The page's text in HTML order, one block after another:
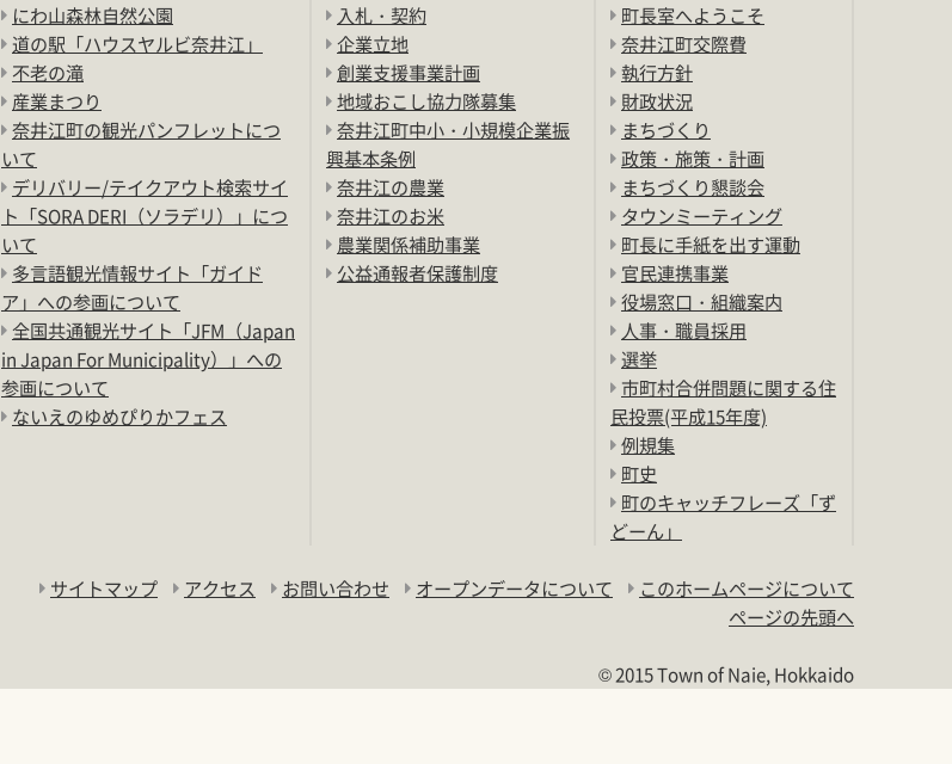
にわ山森林自然公園
道の駅「ハウスヤルビ奈井江」
不老の滝
産業まつり
奈井江町の観光パンフレットにつ
いて
デリバリー/テイクアウト検索サイ
ト「SORA DERI（ソラデリ）」につ
いて
多言語観光情報サイト「ガイド
ア」への参画について
全国共通観光サイト「JFM（Japan
in Japan For Municipality）」への
参画について
ないえのゆめぴりかフェス
入札・契約
企業立地
創業支援事業計画
地域おこし協力隊募集
奈井江町中小・小規模企業振
興基本条例
奈井江の農業
奈井江のお米
農業関係補助事業
公益通報者保護制度
町長室へようこそ
奈井江町交際費
執行方針
財政状況
まちづくり
政策・施策・計画
まちづくり懇談会
タウンミーティング
町長に手紙を出す運動
官民連携事業
役場窓口・組織案内
人事・職員採用
選挙
市町村合併問題に関する住
民投票(平成15年度)
例規集
町史
町のキャッチフレーズ「ず
どーん」
サイトマップ アクセス お問い合わせ オープンデータについて
このホームページについて
ページの先頭へ
© 2015 Town of Naie, Hokkaido